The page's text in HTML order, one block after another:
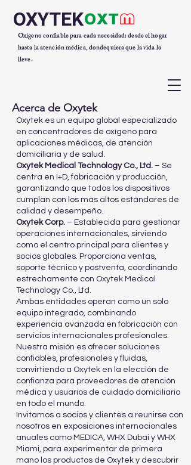
OXYTEK
Oxígeno confiable para cada necesidad: desde el hogar
hasta la atención médica, dondequiera que la vida lo
lleve.
Acerca de Oxytek
Oxytek es un equipo global especializado
en concentradores de oxígeno para
aplicaciones médicas, de atención
domiciliaria y de salud.
Oxytek Medical Technology Co., Ltd. – Se
centra en I+D, fabricación y producción,
garantizando que todos los dispositivos
cumplan con los más altos estándares de
calidad y desempeño.
Oxytek Corp. – Establecida para gestionar
operaciones internacionales, sirviendo
como el centro principal para clientes y
socios globales. Proporciona ventas,
soporte técnico y postventa, coordinando
estrechamente con Oxytek Medical
Technology Co., Ltd.
Ambas entidades operan como un solo
equipo integrado, combinando
experiencia avanzada en fabricación con
servicios internacionales profesionales.
Nuestra misión es ofrecer soluciones
confiables, profesionales y fluidas,
convirtiendo a Oxytek en la elección de
confianza para proveedores de atención
médica y usuarios de cuidado domiciliario
en todo el mundo.
Invitamos a socios y clientes a reunirse con
nosotros en exposiciones internacionales
anuales como MEDICA, WHX Dubai y WHX
Miami, para experimentar de primera
mano los productos de Oxytek y descubrir